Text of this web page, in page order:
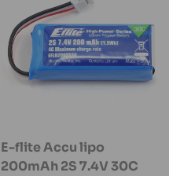
E-flite Accu lipo
200mAh 2S 7.4V 30C